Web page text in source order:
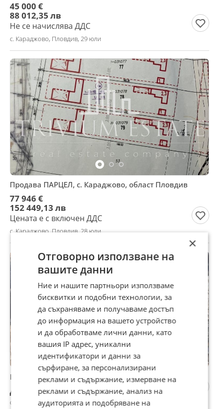
45 000 €
88 012,35 лв
Не се начислява ДДС
с. Караджово, Пловдив, 29 юли
Продава ПАРЦЕЛ, с. Караджово, област Пловдив
77 946 €
152 449,13 лв
Цената е с включен ДДС
с. Караджово, Пловдив, 28 юли
Виетнамски Прасета
Договаряне
с. Караджово, Пловдив, 27 юли
×
Отговорно използване на
вашите данни
Ние и нашите партньори използваме
бисквитки и подобни технологии, за
да съхраняваме и получаваме достъп
до информация на вашето устройство
и да обработваме лични данни, като
вашия IP адрес, уникални
идентификатори и данни за
сърфиране, за персонализирани
реклами и съдържание, измерване на
реклами и съдържание, анализ на
аудиторията и подобряване на